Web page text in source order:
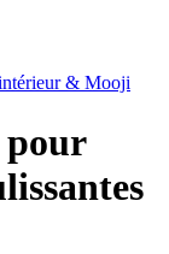
& Mooji
pour